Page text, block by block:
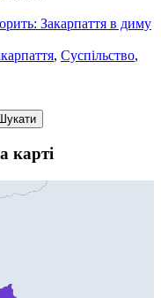
Закарпаття в диму
, Суспільство,
карті